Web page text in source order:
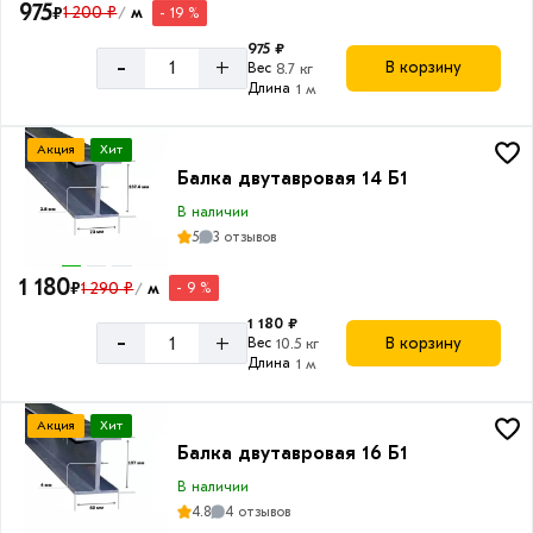
200
мм
240
мм
248
мм
мм
346
мм
мм
64
мм
73
975₽1 200 ₽/ м - 19 %
- +
975 ₽
Вес 8.7 кг
Длина 1 м
В корзину
Акция Хит
Балка двутавровая 14 Б1
В наличии
5
3 отзывов
1 180₽1 290 ₽/ м - 9 %
- +
1 180 ₽
Вес 10.5 кг
Длина 1 м
В корзину
Акция Хит
Балка двутавровая 16 Б1
В наличии
4.8
4 отзывов